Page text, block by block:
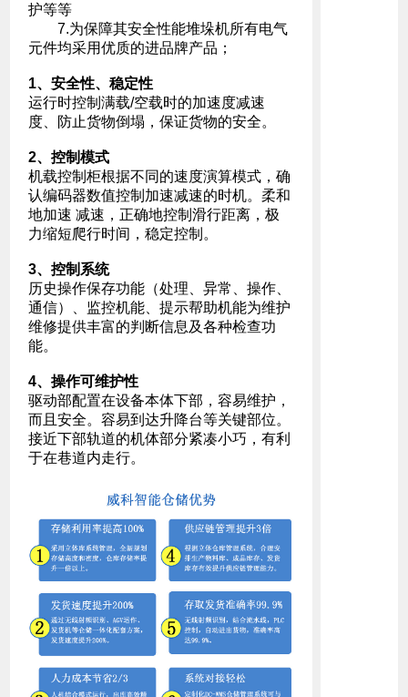
护等等
7.为保障其安全性能堆垛机所有电气
元件均采用优质的进品牌产品；
1、安全性、稳定性
运行时控制满载/空载时的加速度减速
度、防止货物倒塌，保证货物的安全。
2、控制模式
机载控制柜根据不同的速度演算模式，确
认编码器数值控制加速减速的时机。柔和
地加速 减速，正确地控制滑行距离，极
力缩短爬行时间，稳定控制。
3、控制系统
历史操作保存功能（处理、异常、操作、
通信）、监控机能、提示帮助机能为维护
维修提供丰富的判断信息及各种检查功
能。
4、操作可维护性
驱动部配置在设备本体下部，容易维护，
而且安全。容易到达升降台等关键部位。
接近下部轨道的机体部分紧凑小巧，有利
于在巷道内走行。